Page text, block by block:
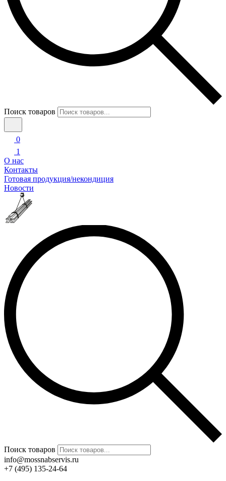
Поиск товаров
0
1
О нас
Контакты
Готовая продукция/некондиция
Новости
Поиск товаров
info@mossnabservis.ru
+7 (495) 135-24-64